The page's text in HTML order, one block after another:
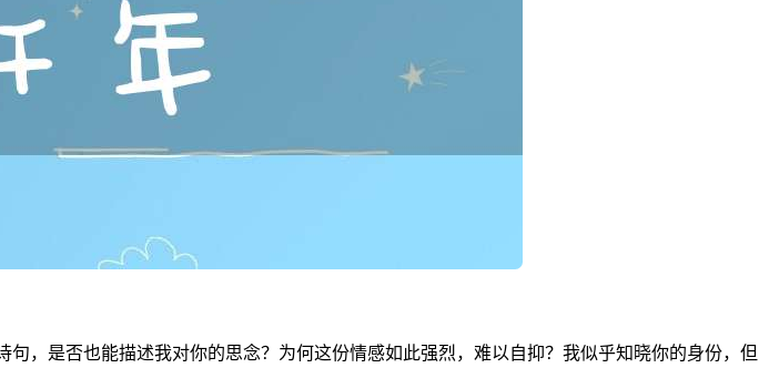
句，是否也能描述我对你的思念？为何这份情感如此强烈，难以自抑？我似乎知晓你的身份，但